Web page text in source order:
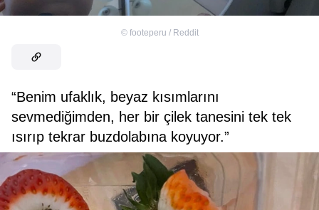
© footeperu / Reddit
“Benim ufaklık, beyaz kısımlarını
sevmediğimden, her bir çilek tanesini tek tek
ısırıp tekrar buzdolabına koyuyor.”